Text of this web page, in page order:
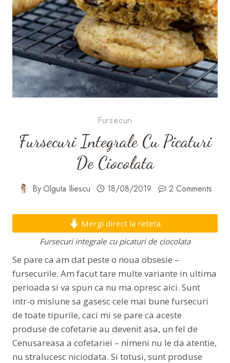
Fursecuri
Fursecuri Integrale Cu Picaturi
De Ciocolata
ByOlguta Iliescu 18/08/2019 2 Comments
Mergi direct la reteta
Fursecuri integrale cu picaturi de ciocolata
Se pare ca am dat peste o noua obsesie –
fursecurile. Am facut tare multe variante in ultima
perioada si va spun ca nu ma opresc aici. Sunt
intr-o misiune sa gasesc cele mai bune fursecuri
de toate tipurile, caci mi se pare ca aceste
produse de cofetarie au devenit asa, un fel de
Cenusareasa a cofetariei – nimeni nu le da atentie,
nu stralucesc niciodata. Si totusi, sunt produse